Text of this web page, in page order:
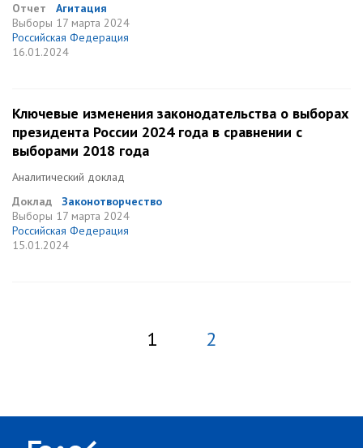
Отчет
Агитация
Выборы 17 марта 2024
Российская Федерация
16.01.2024
Ключевые изменения законодательства о выборах
президента России 2024 года в сравнении с
выборами 2018 года
Аналитический доклад
Доклад
Законотворчество
Выборы 17 марта 2024
Российская Федерация
15.01.2024
1 2